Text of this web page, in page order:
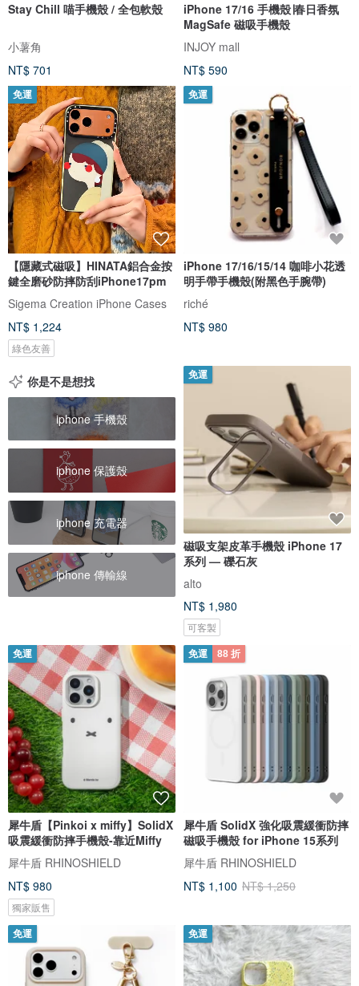
Stay Chill 喵手機殼 / 全包軟殼
小薯角
NT$ 701
iPhone 17/16 手機殼∣春日香氛
MagSafe 磁吸手機殼
INJOY mall
NT$ 590
免運
【隱藏式磁吸】HINATA鋁合金按
鍵全磨砂防摔防刮iPhone17pm
Sigema Creation iPhone Cases
NT$ 1,224
綠色友善
免運
iPhone 17/16/15/14 咖啡小花透
明手帶手機殼(附黑色手腕帶)
riché
NT$ 980
你是不是想找
iphone 手機殼
iphone 保護殼
iphone 充電器
iphone 傳輸線
免運
磁吸支架皮革手機殼 iPhone 17
系列 — 礫石灰
alto
NT$ 1,980
可客製
免運
犀牛盾【Pinkoi x miffy】SolidX
吸震緩衝防摔手機殼-靠近Miffy
犀牛盾 RHINOSHIELD
NT$ 980
獨家販售
免運 88 折
犀牛盾 SolidX 強化吸震緩衝防摔
磁吸手機殼 for iPhone 15系列
犀牛盾 RHINOSHIELD
NT$ 1,100 NT$ 1,250
免運 免運